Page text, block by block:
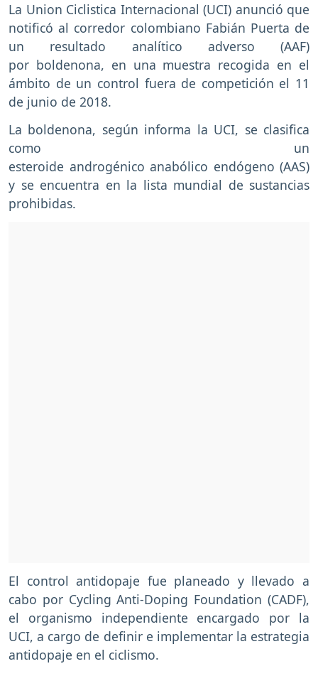
La Union Ciclistica Internacional (UCI) anunció que
notificó al corredor colombiano Fabián Puerta de
un resultado analítico adverso (AAF)
por boldenona, en una muestra recogida en el
ámbito de un control fuera de competición el 11
de junio de 2018.
La boldenona, según informa la UCI, se clasifica
como un
esteroide androgénico anabólico endógeno (AAS)
y se encuentra en la lista mundial de sustancias
prohibidas.
El control antidopaje fue planeado y llevado a
cabo por Cycling Anti-Doping Foundation (CADF),
el organismo independiente encargado por la
UCI, a cargo de definir e implementar la estrategia
antidopaje en el ciclismo.